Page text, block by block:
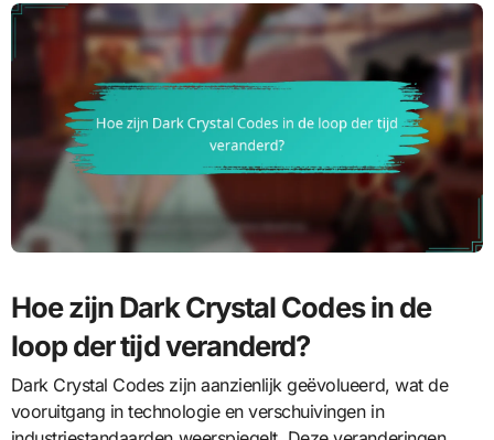
Hoe zijn Dark Crystal Codes in de
loop der tijd veranderd?
Dark Crystal Codes zijn aanzienlijk geëvolueerd, wat de
vooruitgang in technologie en verschuivingen in